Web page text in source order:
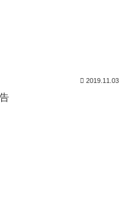
2019.11.03